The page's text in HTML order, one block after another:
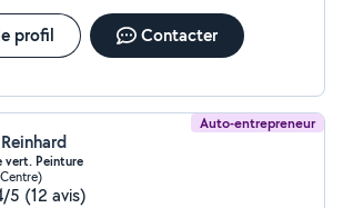
profil Contacter
Auto-entrepreneur
vert. Peinture
5 (12 avis)